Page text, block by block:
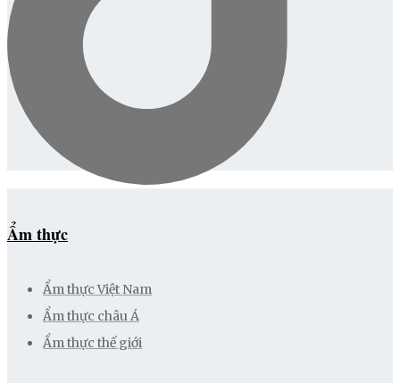
Ẩm thực
Ẩm thực Việt Nam
Ẩm thực châu Á
Ẩm thực thế giới